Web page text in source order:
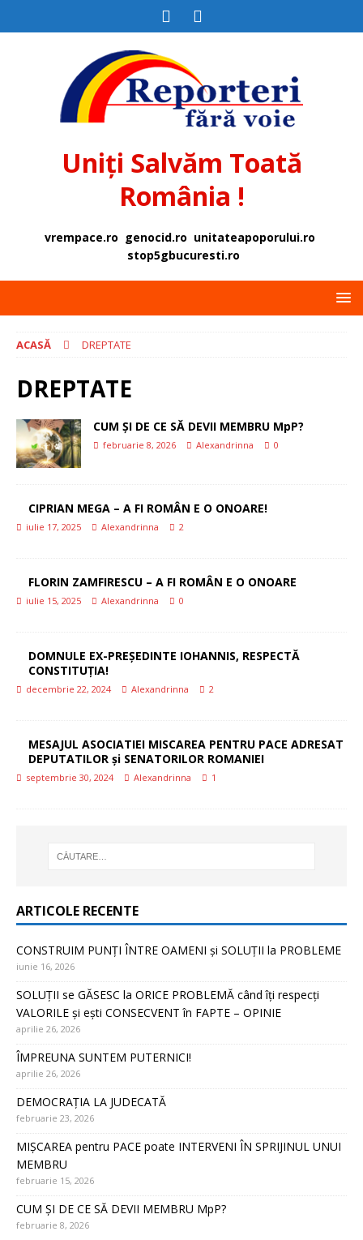
Uniți Salvăm Toată
România !
vrempace.ro genocid.ro unitateapoporului.ro
stop5gbucuresti.ro
ACASĂ DREPTATE
DREPTATE
CUM ȘI DE CE SĂ DEVII MEMBRU MpP?
februarie 8, 2026 Alexandrinna 0
CIPRIAN MEGA – A FI ROMÂN E O ONOARE!
iulie 17, 2025 Alexandrinna 2
FLORIN ZAMFIRESCU – A FI ROMÂN E O ONOARE
iulie 15, 2025 Alexandrinna 0
DOMNULE EX-PREȘEDINTE IOHANNIS, RESPECTĂ
CONSTITUȚIA!
decembrie 22, 2024 Alexandrinna 2
MESAJUL ASOCIATIEI MISCAREA PENTRU PACE ADRESAT
DEPUTATILOR și SENATORILOR ROMANIEI
septembrie 30, 2024 Alexandrinna 1
ARTICOLE RECENTE
CONSTRUIM PUNȚI ÎNTRE OAMENI și SOLUȚII la PROBLEME
iunie 16, 2026
SOLUȚII se GĂSESC la ORICE PROBLEMĂ când îți respecți
VALORILE și ești CONSECVENT în FAPTE – OPINIE
aprilie 26, 2026
ÎMPREUNA SUNTEM PUTERNICI!
aprilie 26, 2026
DEMOCRAȚIA LA JUDECATĂ
februarie 23, 2026
MIȘCAREA pentru PACE poate INTERVENI ÎN SPRIJINUL UNUI
MEMBRU
februarie 15, 2026
CUM ȘI DE CE SĂ DEVII MEMBRU MpP?
februarie 8, 2026